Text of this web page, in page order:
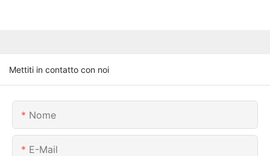
Mettiti in contatto con noi
Nome
E-Mail